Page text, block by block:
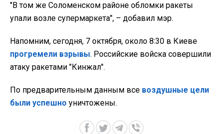
"В том же Соломенском районе обломки ракеты
упали возле супермаркета", – добавил мэр.
Напомним, сегодня, 7 октября, около 8:30 в Киеве
прогремели взрывы. Российские войска совершили
атаку ракетами "Кинжал".
По предварительным данным все воздушные цели
были успешно уничтожены.